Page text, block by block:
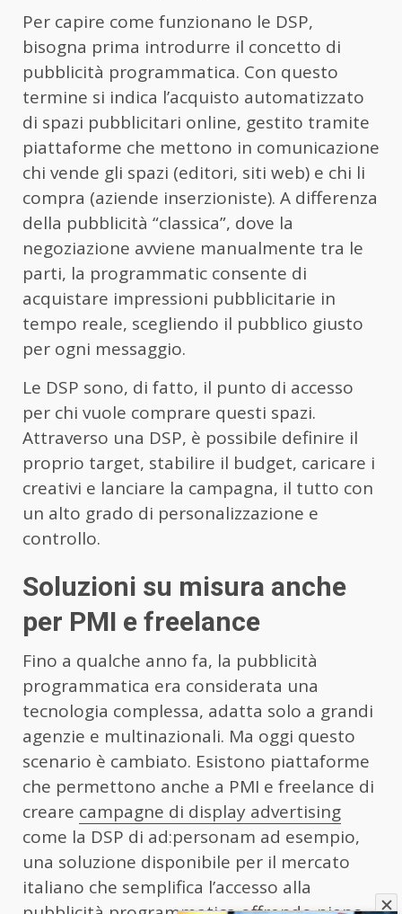
Per capire come funzionano le DSP,
bisogna prima introdurre il concetto di
pubblicità programmatica. Con questo
termine si indica l’acquisto automatizzato
di spazi pubblicitari online, gestito tramite
piattaforme che mettono in comunicazione
chi vende gli spazi (editori, siti web) e chi li
compra (aziende inserzioniste). A differenza
della pubblicità “classica”, dove la
negoziazione avviene manualmente tra le
parti, la programmatic consente di
acquistare impressioni pubblicitarie in
tempo reale, scegliendo il pubblico giusto
per ogni messaggio.
Le DSP sono, di fatto, il punto di accesso
per chi vuole comprare questi spazi.
Attraverso una DSP, è possibile definire il
proprio target, stabilire il budget, caricare i
creativi e lanciare la campagna, il tutto con
un alto grado di personalizzazione e
controllo.
Soluzioni su misura anche
per PMI e freelance
Fino a qualche anno fa, la pubblicità
programmatica era considerata una
tecnologia complessa, adatta solo a grandi
agenzie e multinazionali. Ma oggi questo
scenario è cambiato. Esistono piattaforme
che permettono anche a PMI e freelance di
creare campagne di display advertising
come la DSP di ad:personam ad esempio,
una soluzione disponibile per il mercato
italiano che semplifica l’accesso alla